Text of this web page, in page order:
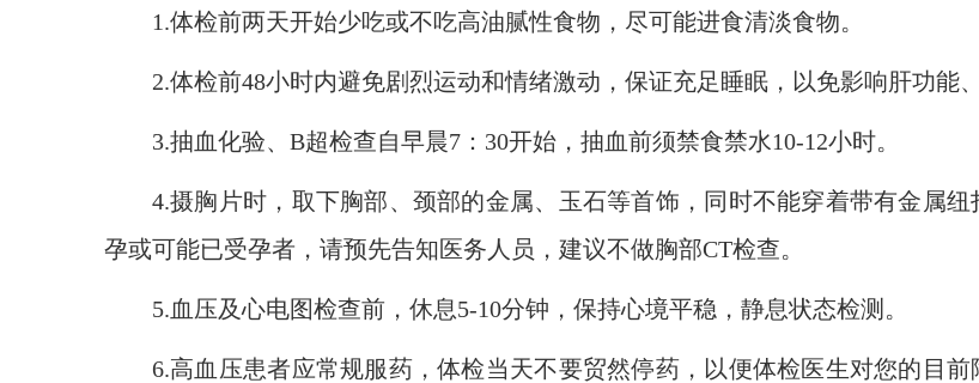
1.体检前两天开始少吃或不吃高油腻性食物，尽可能进食清淡食物。
2.体检前48小时内避免剧烈运动和情绪激动，保证充足睡眠，以免影响肝功能
3.抽血化验、 B超检查自早晨7： 30开始，抽血前须禁食禁水10-12小时。
4.摄胸片时，取下胸部、颈部的金属、玉石等首饰，同时不能穿着带有金属
孕或可能已受孕者，请预先告知医务人员，建议不做胸部CT检查。
5.血压及心电图检查前，休息5-10分钟，保持心境平稳，静息状态检测。
6.高血压患者应常规服药，体检当天不要贸然停药，以便体检医生对您的目